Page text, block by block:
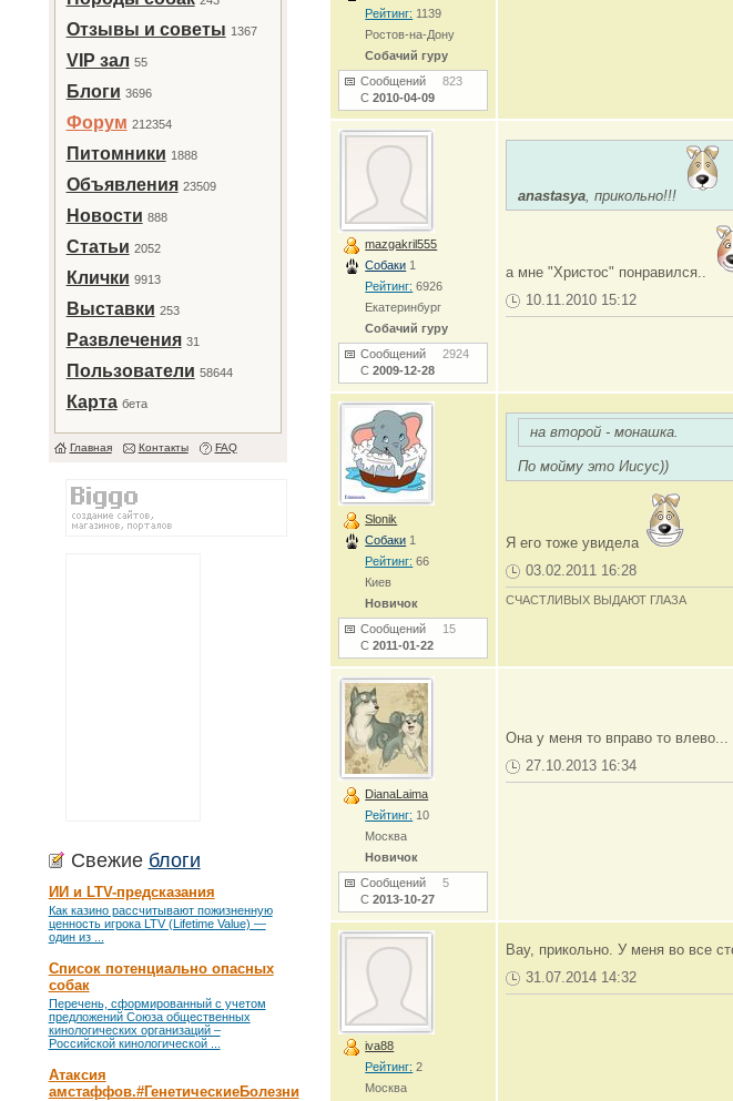
Отзывы и советы 1367
VIP зал 55
Блоги 3696
Форум 212354
Питомники 1888
Объявления 23509
Новости 888
Статьи 2052
Клички 9913
Выставки 253
Развлечения 31
Пользователи 58644
Карта бета
Главная Контакты FAQ
Свежие блоги
ИИ и LTV-предсказания
Как казино рассчитывают пожизненную
ценность игрока LTV (Lifetime Value) —
один из ...
Список потенциально опасных
собак
Перечень, сформированный с учетом
предложений Союза общественных
кинологических организаций –
Российской кинологической ...
Атаксия
амстаффов.#ГенетическиеБолезни
Рейтинг: 1139
Ростов-на-Дону
Собачий гуру
Сообщений823
С2010-04-09
mazgakril555
Собаки 1
Рейтинг: 6926
Екатеринбург
Собачий гуру
Сообщений2924
С2009-12-28
anastasya, прикольно!!!
а мне "Христос" понравился..
10.11.2010 15:12
Slonik
Собаки 1
Рейтинг: 66
Киев
Новичок
Сообщений 15
С2011-01-22
на второй - монашка.
По мойму это Иисус))
Я его тоже увидела
03.02.2011 16:28
СЧАСТЛИВЫХ ВЫДАЮТ ГЛАЗА
DianaLaima
Рейтинг: 10
Москва
Новичок
Сообщений5
С2013-10-27
Она у меня то вправо то
27.10.2013 16:34
iva88
Рейтинг: 2
Москва
Вау, прикольно. У меня во все
31.07.2014 14:32